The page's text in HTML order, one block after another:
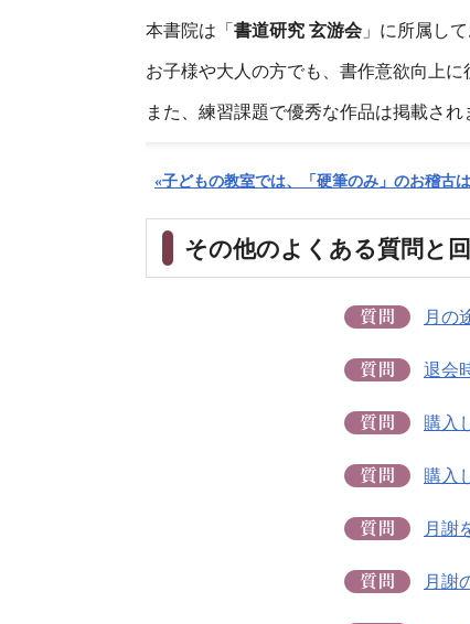
本書院は「 書道研究 玄游会 」に所属し
お子様や大人の方でも、書作意欲向上
また、練習課題で優秀な作品は掲載され
«子どもの教室では、「硬筆のみ」のお稽古
その他のよくある質問と
月の
退会
購入
購入
月謝
月謝